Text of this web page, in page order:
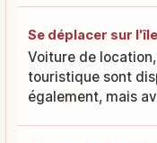
Se déplacer sur l'île
Voiture de
touristique sont
également, mais